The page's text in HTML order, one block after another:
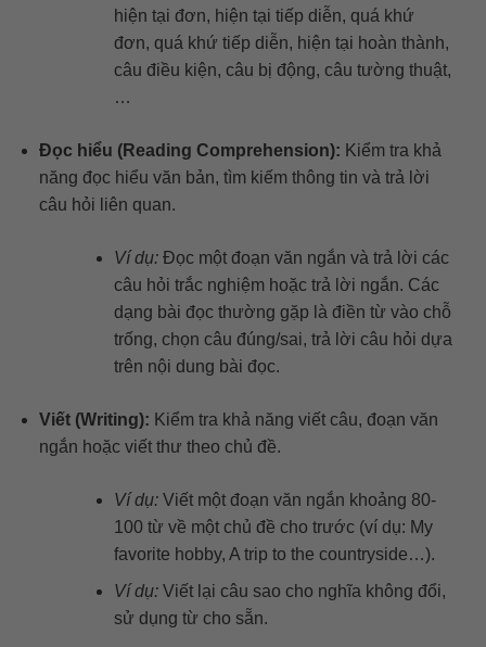
hiện tại đơn, hiện tại tiếp diễn, quá khứ
đơn, quá khứ tiếp diễn, hiện tại hoàn thành,
câu điều kiện, câu bị động, câu tường thuật,
…
Đọc hiểu (Reading Comprehension): Kiểm tra khả
năng đọc hiểu văn bản, tìm kiếm thông tin và trả lời
câu hỏi liên quan.
Ví dụ:Đọc một đoạn văn ngắn và trả lời các
câu hỏi trắc nghiệm hoặc trả lời ngắn. Các
dạng bài đọc thường gặp là điền từ vào chỗ
trống, chọn câu đúng/sai, trả lời câu hỏi dựa
trên nội dung bài đọc.
Viết (Writing): Kiểm tra khả năng viết câu, đoạn văn
ngắn hoặc viết thư theo chủ đề.
Ví dụ:Viết một đoạn văn ngắn khoảng 80-
100 từ về một chủ đề cho trước (ví dụ: My
favorite hobby, A trip to the countryside…).
Ví dụ:Viết lại câu sao cho nghĩa không đổi,
sử dụng từ cho sẵn.